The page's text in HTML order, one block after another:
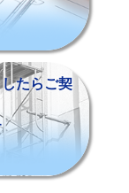
たらご契